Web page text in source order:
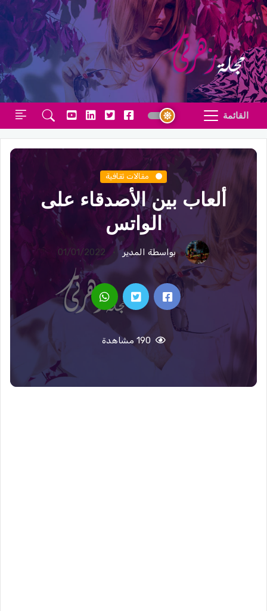
القائمة
مقالات ثقافية
ألعاب بين الأصدقاء على
الواتس
بواسطة المدير 01/01/2022
190 مشاهدة